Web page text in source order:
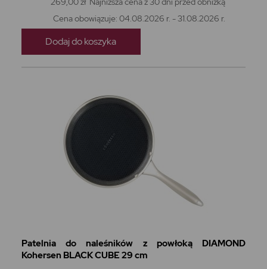
Cena obowiązuje: 04.08.2026 r. - 31.08.2026 r.
Dodaj do koszyka
Patelnia do naleśników z powłoką DIAMOND
Kohersen BLACK CUBE 29 cm